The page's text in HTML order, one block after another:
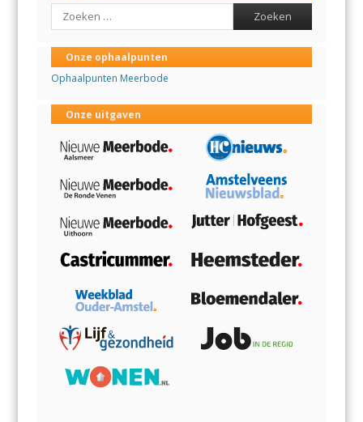
Search
Onze ophaalpunten
Ophaalpunten Meerbode
Onze uitgaven